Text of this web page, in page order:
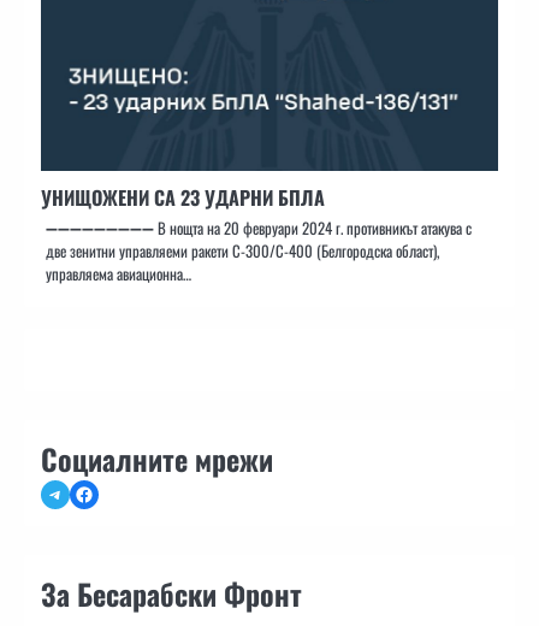
УНИЩОЖЕНИ СА 23 УДАРНИ БПЛА
➖➖➖➖➖➖➖➖➖ В нощта на 20 февруари 2024 г. противникът атакува с
две зенитни управляеми ракети С-300/С-400 (Белгородска област),
управляема авиационна…
Социалните мрежи
TelegramFacebook
За Бесарабски Фронт